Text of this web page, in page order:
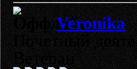
Veronika
Почетный
Ветеран